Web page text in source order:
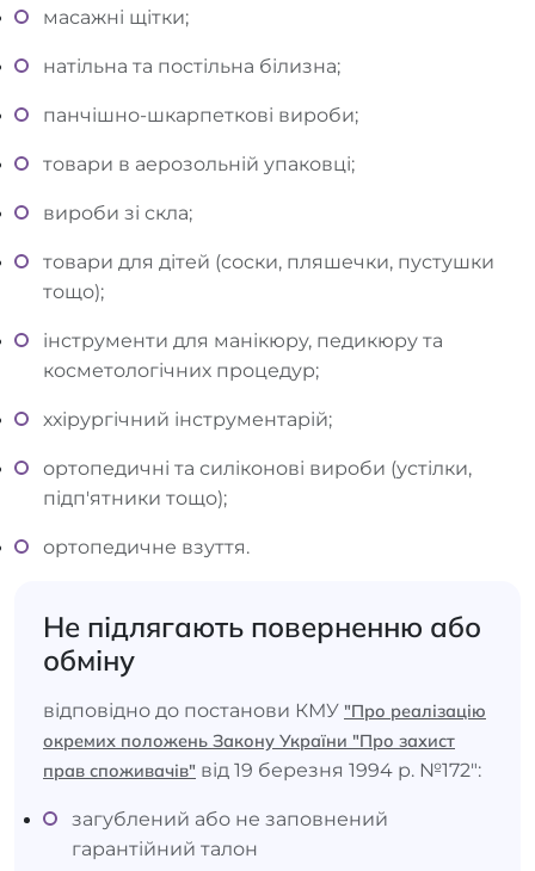
масажні щітки;
натільна та постільна білизна;
панчішно-шкарпеткові вироби;
товари в аерозольній упаковці;
вироби зі скла;
товари для дітей (соски, пляшечки, пустушки
тощо);
інструменти для манікюру, педикюру та
косметологічних процедур;
ххірургічний інструментарій;
ортопедичні та силіконові вироби (устілки,
підп'ятники тощо);
ортопедичне взуття.
Не підлягають поверненню або
обміну
відповідно до постанови КМУ "Про реалізацію
окремих положень Закону України "Про захист
прав споживачів" від 19 березня 1994 р. №172":
загублений або не заповнений
гарантійний талон